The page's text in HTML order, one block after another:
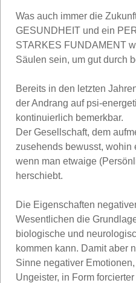
Was auch immer die
GESUNDHEIT und ein
STARKES FUNDAMENT
Säulen sein, um gut durch
Bereits in den letzten
der Andrang auf psi-
kontinuierlich bemerkbar.
Der Gesellschaft, dem
zusehends bewusst, wohin
wenn man etwaige
herschiebt.
Die Eigenschaften
Wesentlichen die
biologische und
kommen kann. Damit aber
Sinne negativer
Ungeister, in Form